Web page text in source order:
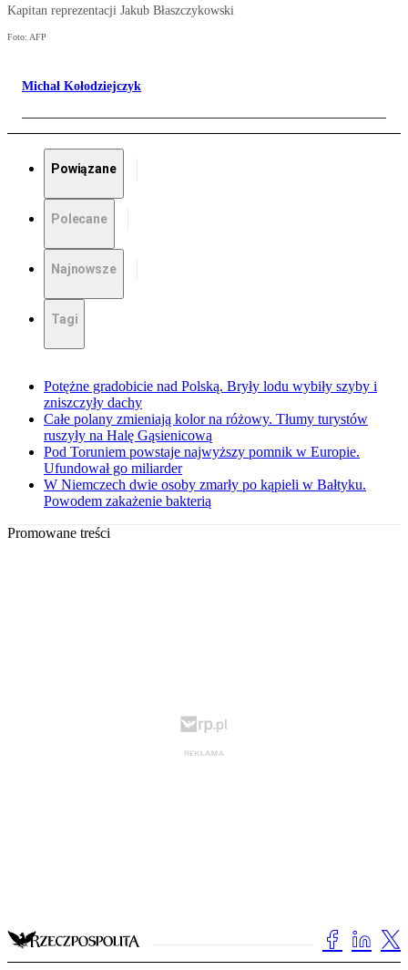
Kapitan reprezentacji Jakub Błaszczykowski
Foto: AFP
Michał Kołodziejczyk
Powiązane
Polecane
Najnowsze
Tagi
Potężne gradobicie nad Polską. Bryły lodu wybiły szyby i
zniszczyły dachy
Całe polany zmieniają kolor na różowy. Tłumy turystów
ruszyły na Halę Gąsienicową
Pod Toruniem powstaje najwyższy pomnik w Europie.
Ufundował go miliarder
W Niemczech dwie osoby zmarły po kąpieli w Bałtyku.
Powodem zakażenie bakterią
Promowane treści